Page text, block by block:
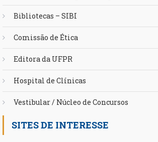
Bibliotecas – SIBI
Comissão de Ética
Editora da UFPR
Hospital de Clínicas
Vestibular / Núcleo de Concursos
SITES DE INTERESSE